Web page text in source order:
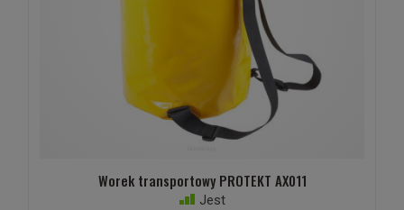
Worek transportowy PROTEKT AX011
Jest